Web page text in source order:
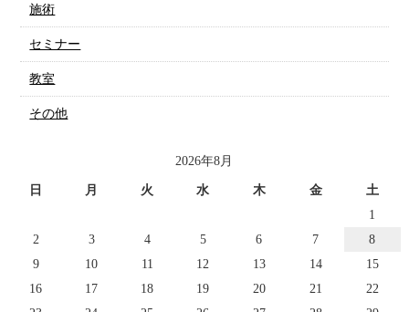
施術
セミナー
教室
その他
2026年8月
日 月 火 水 木 金
土
1
2
3 4 5 6 7
8
9
10 11 12 13 14
15
16
17 18 19 20 21
22